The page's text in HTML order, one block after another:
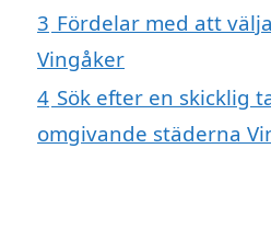
3 Fördelar med att
Vingåker
4 Sök efter en skicklig
omgivande städerna